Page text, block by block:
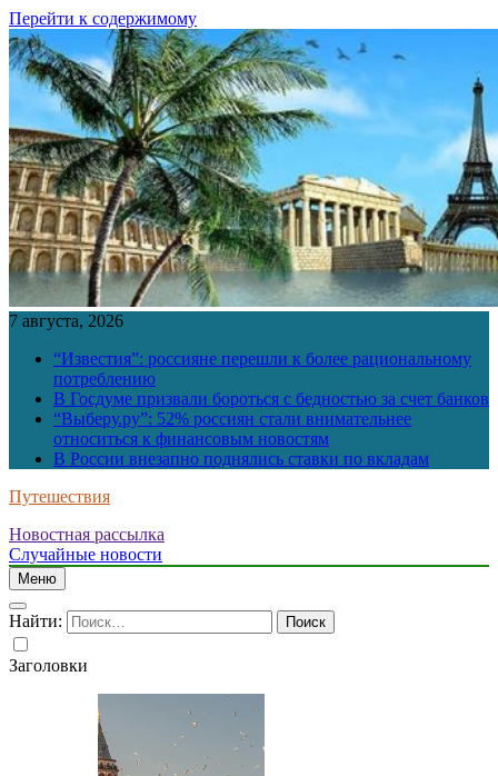
Перейти к содержимому
7 августа, 2026
“Известия”: россияне перешли к более рациональному
потреблению
В Госдуме призвали бороться с бедностью за счет банков
“Выберу.ру”: 52% россиян стали внимательнее
относиться к финансовым новостям
В России внезапно поднялись ставки по вкладам
Путешествия
Новостная рассылка
Случайные новости
Меню
Найти:
Заголовки